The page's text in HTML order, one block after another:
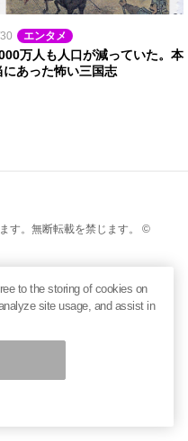
エンタメ
万人も人口が減っていた。本
にあった怖い三国志
す。無断転載を禁じます。 ©
to the storing of cookies on
site usage, and assist in